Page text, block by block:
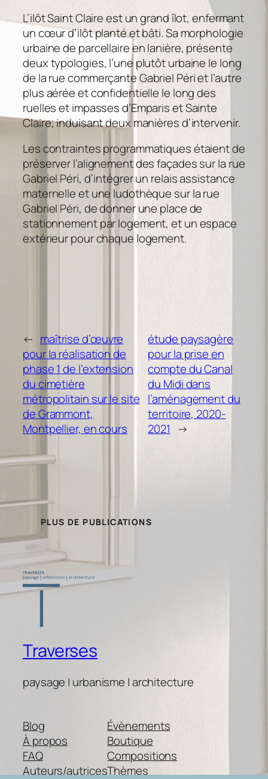
L’ilôt Saint Claire est un grand îlot, enfermant
un cœur d’ilôt planté et bâti. Sa morphologie
urbaine de parcellaire en lanière, présente
deux typologies, l’une plutôt urbaine le long
de la rue commerçante Gabriel Péri et l’autre
plus aérée et confidentielle le long des
ruelles et impasses d’Emparis et Sainte
Claire; induisant deux manières d’intervenir.
Les contraintes programmatiques étaient de
préserver l’alignement des façades sur la rue
Gabriel Péri, d’intégrer un relais assistance
maternelle et une ludothèque sur la rue
Gabriel Péri, de donner une place de
stationnement par logement, et un espace
extérieur pour chaque logement.
← maîtrise d’œuvre
pour la réalisation de
phase 1 de l’extension
du cimetière
métropolitain sur le site
de Grammont,
Montpellier, en cours
étude paysagère
pour la prise en
compte du Canal
du Midi dans
l’aménagement du
territoire, 2020-
2021 →
PLUS DE PUBLICATIONS
Traverses
paysage | urbanisme | architecture
Blog
À propos
FAQ
Auteurs/autrices
Évènements
Boutique
Compositions
Thèmes